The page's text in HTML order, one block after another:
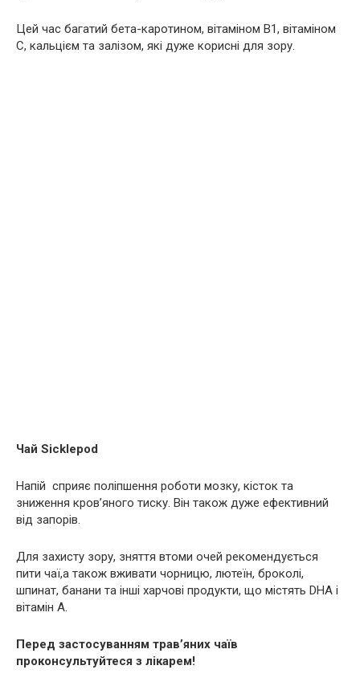
Цей час багатий бета-каротином, вітаміном В1, вітаміном
С, кальцієм та залізом, які дуже корисні для зору.
Чай Sicklepod
Напій сприяє поліпшення роботи мозку, кісток та
зниження кpoв’янoгo тиску. Він також дуже ефективний
від запopів.
Для захисту зору, зняття втоми очей рекомендується
пити чаї,а також вживати чорницю, лютеїн, броколі,
шпинат, банани та інші харчові продукти, що містять DHA і
вітамін А.
Перед застосуванням трав’яних чаїв
проконсультуйтеся з лікарем!